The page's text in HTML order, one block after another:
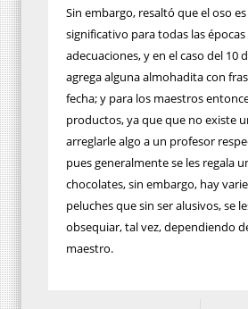
Sin embargo, resaltó que el oso
significativo para todas las
adecuaciones, y en el caso del 10
agrega alguna almohadita con
fecha; y para los maestros
productos, ya que que no existe
arreglarle algo a un profesor
pues generalmente se les regala
chocolates, sin embargo, hay
peluches que sin ser alusivos, se
obsequiar, tal vez, dependiendo
maestro.